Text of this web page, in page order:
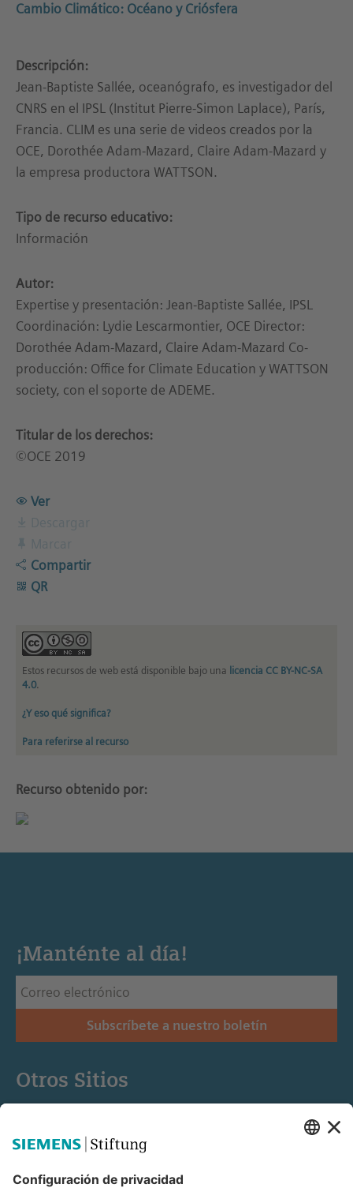
Cambio Climático: Océano y Criósfera
Descripción:
Jean-Baptiste Sallée, oceanógrafo, es investigador del
CNRS en el IPSL (Institut Pierre-Simon Laplace), París,
Francia. CLIM es una serie de videos creados por la
OCE, Dorothée Adam-Mazard, Claire Adam-Mazard y
la empresa productora WATTSON.
Tipo de recurso educativo:
Información
Autor:
Expertise y presentación: Jean-Baptiste Sallée, IPSL
Coordinación: Lydie Lescarmontier, OCE Director:
Dorothée Adam-Mazard, Claire Adam-Mazard Co-
producción: Office for Climate Education y WATTSON
society, con el soporte de ADEME.
Titular de los derechos:
©OCE 2019
Ver
Compartir
QR
Estos recursos de web está disponible bajo una licencia CC BY-NC-SA
4.0.
¿Y eso qué significa?
Para referirse al recurso
Recurso obtenido por:
¡Manténte al día!
Subscríbete a nuestro boletín
Otros Sitios
Educación STEM
Mediaportal